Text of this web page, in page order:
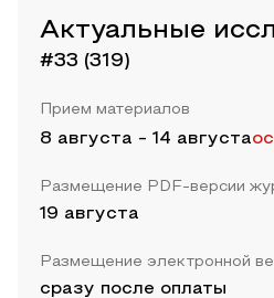
Актуальные
#33 (319)
Прием материалов
8 августа - 14 августа
Размещение PDF-версии
19 августа
Размещение электронной
сразу после оплаты